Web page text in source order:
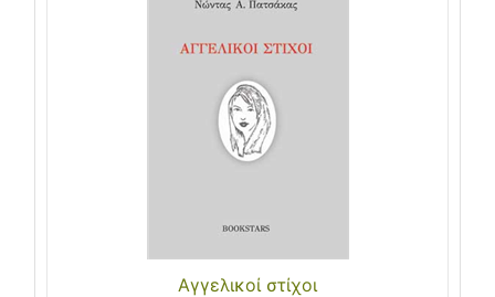
Αγγελικοί στίχοι